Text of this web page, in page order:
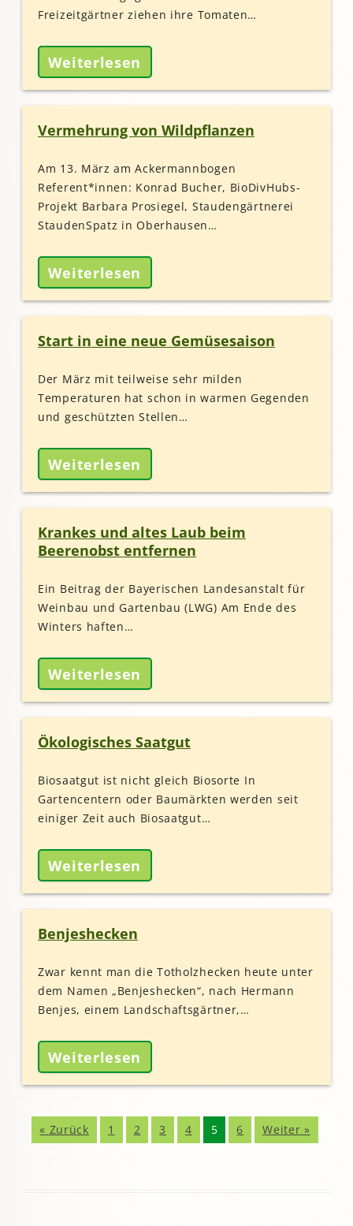
Freizeitgärtner ziehen ihre Tomaten…
Weiterlesen
Vermehrung von Wildpflanzen
Am 13. März am Ackermannbogen
Referent*innen: Konrad Bucher, BioDivHubs-
Projekt Barbara Prosiegel, Staudengärtnerei
StaudenSpatz in Oberhausen…
Weiterlesen
Start in eine neue Gemüsesaison
Der März mit teilweise sehr milden
Temperaturen hat schon in warmen Gegenden
und geschützten Stellen…
Weiterlesen
Krankes und altes Laub beim
Beerenobst entfernen
Ein Beitrag der Bayerischen Landesanstalt für
Weinbau und Gartenbau (LWG) Am Ende des
Winters haften…
Weiterlesen
Ökologisches Saatgut
Biosaatgut ist nicht gleich Biosorte In
Gartencentern oder Baumärkten werden seit
einiger Zeit auch Biosaatgut…
Weiterlesen
Benjeshecken
Zwar kennt man die Totholzhecken heute unter
dem Namen „Benjeshecken“, nach Hermann
Benjes, einem Landschaftsgärtner,…
Weiterlesen
« Zurück 1 2 3 4 5 6 Weiter »